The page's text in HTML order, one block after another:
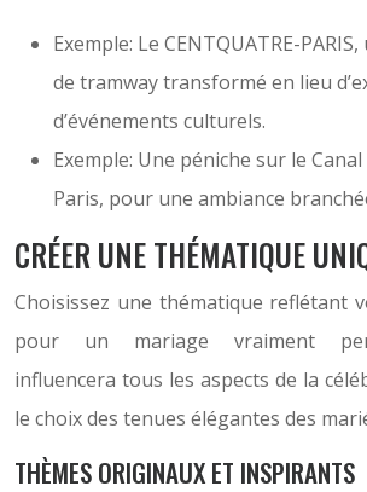
Exemple: Le CENTQUATRE-
de tramway transformé en lieu
d’événements culturels.
Exemple: Une péniche sur le
Paris, pour une ambiance
CRÉER UNE THÉMATIQUE
Choisissez une thématique reflétant
pour un mariage vraiment
influencera tous les aspects de la
le choix des tenues élégantes des
THÈMES ORIGINAUX ET INSPIRANTS